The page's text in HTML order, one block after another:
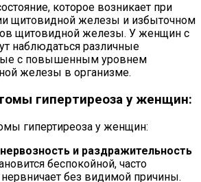
которое возникает при
щитовидной железы и избыточном
щитовидной железы. У женщин с
наблюдаться различные
с повышенным уровнем
железы в организме.
гипертиреоза у женщин:
и раздражительность
беспокойной, часто
без видимой причины.